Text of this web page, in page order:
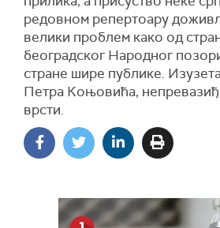
редовном репертоару
велики проблем како од
београдског Народног
стране шире публике.
Петра Коњовића,
врсти.